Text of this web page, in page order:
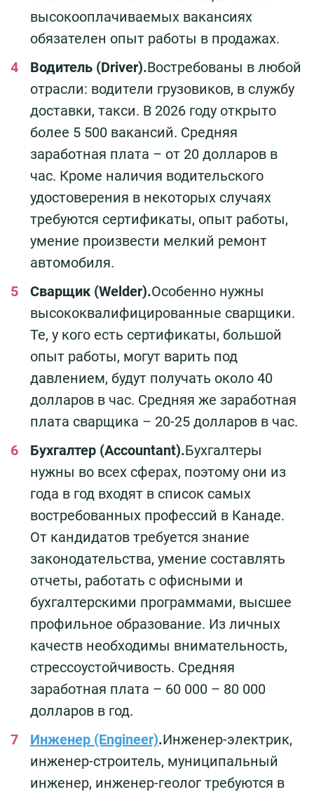
высокооплачиваемых вакансиях
обязателен опыт работы в продажах.
Водитель (Driver).Востребованы в любой
отрасли: водители грузовиков, в службу
доставки, такси. В 2026 году открыто
более 5 500 вакансий. Средняя
заработная плата – от 20 долларов в
час. Кроме наличия водительского
удостоверения в некоторых случаях
требуются сертификаты, опыт работы,
умение произвести мелкий ремонт
автомобиля.
Сварщик (Welder).Особенно нужны
высококвалифицированные сварщики.
Те, у кого есть сертификаты, большой
опыт работы, могут варить под
давлением, будут получать около 40
долларов в час. Средняя же заработная
плата сварщика – 20-25 долларов в час.
Бухгалтер (Accountant).Бухгалтеры
нужны во всех сферах, поэтому они из
года в год входят в список самых
востребованных профессий в Канаде.
От кандидатов требуется знание
законодательства, умение составлять
отчеты, работать с офисными и
бухгалтерскими программами, высшее
профильное образование. Из личных
качеств необходимы внимательность,
стрессоустойчивость. Средняя
заработная плата – 60 000 – 80 000
долларов в год.
Инженер (Engineer).Инженер-электрик,
инженер-строитель, муниципальный
инженер, инженер-геолог требуются в